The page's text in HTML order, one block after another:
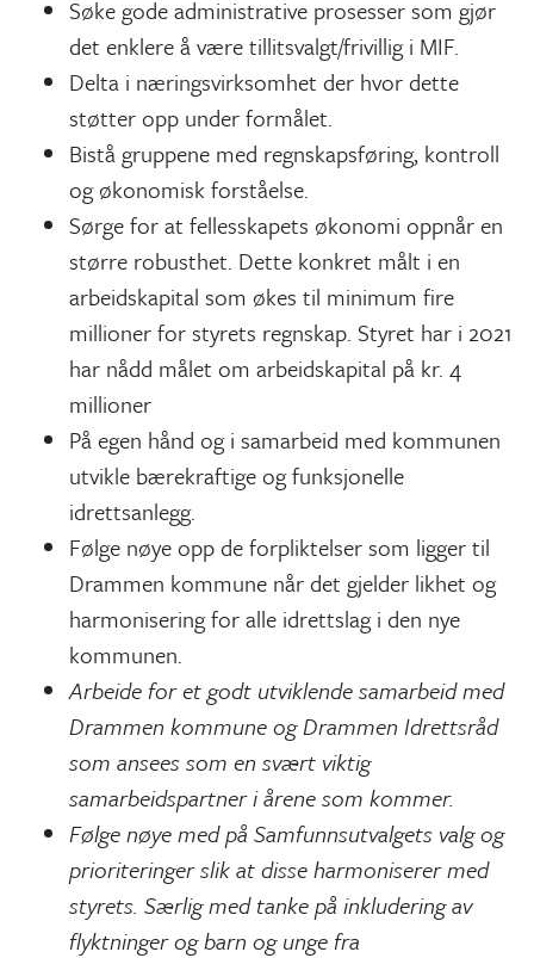
Søke gode administrative prosesser som gjør
det enklere å være tillitsvalgt/frivillig i MIF.
Delta i næringsvirksomhet der hvor dette
støtter opp under formålet.
Bistå gruppene med regnskapsføring, kontroll
og økonomisk forståelse.
Sørge for at fellesskapets økonomi oppnår en
større robusthet. Dette konkret målt i en
arbeidskapital som økes til minimum fire
millioner for styrets regnskap. Styret har i 2021
har nådd målet om arbeidskapital på kr. 4
millioner
På egen hånd og i samarbeid med kommunen
utvikle bærekraftige og funksjonelle
idrettsanlegg.
Følge nøye opp de forpliktelser som ligger til
Drammen kommune når det gjelder likhet og
harmonisering for alle idrettslag i den nye
kommunen.
Arbeide for et godt utviklende samarbeid med
Drammen kommune og Drammen Idrettsråd
som ansees som en svært viktig
samarbeidspartner i årene som kommer.
Følge nøye med på Samfunnsutvalgets valg og
prioriteringer slik at disse harmoniserer med
styrets. Særlig med tanke på inkludering av
flyktninger og barn og unge fra